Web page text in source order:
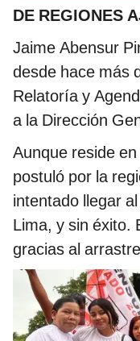
DE REGIONES
Jaime Abensur
desde hace más
Relatoría y
a la Dirección
Aunque reside
postuló por la
intentado llegar
Lima, y sin éxito.
gracias al